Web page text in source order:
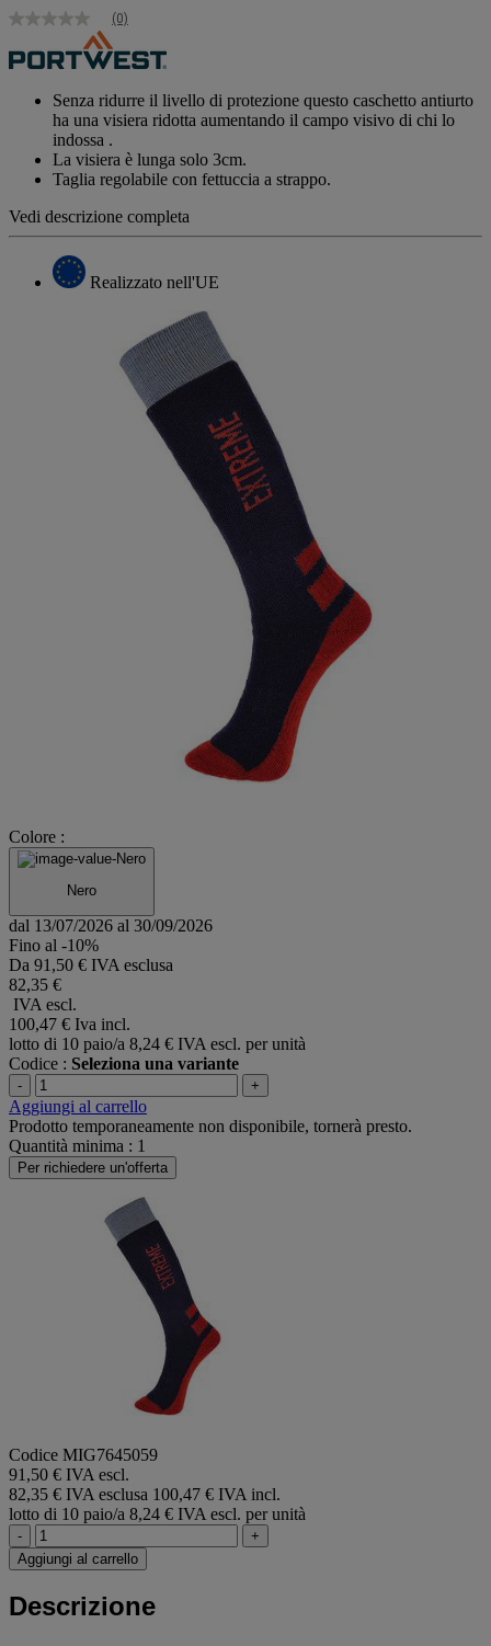
Nessuna
valutazione
Stesso
pagina.
(0)
Senza ridurre il livello di protezione questo caschetto antiurto
ha una visiera ridotta aumentando il campo visivo di chi lo
indossa .
La visiera è lunga solo 3cm.
Taglia regolabile con fettuccia a strappo.
Vedi descrizione completa
Realizzato nell'UE
Colore :
Nero
dal 13/07/2026 al 30/09/2026
Fino al -10%
Da 91,50 € IVA esclusa
82,35 €
IVA escl.
100,47 € Iva incl.
lotto di 10 paio/a 8,24 € IVA escl. per unità
Codice : Seleziona una variante
- +
Aggiungi al carrello
Prodotto temporaneamente non disponibile, tornerà presto.
Quantità minima : 1
Per richiedere un'offerta
Codice MIG7645059
91,50 € IVA escl.
82,35 € IVA esclusa 100,47 € IVA incl.
lotto di 10 paio/a 8,24 € IVA escl. per unità
-
+
Aggiungi al carrello
Descrizione